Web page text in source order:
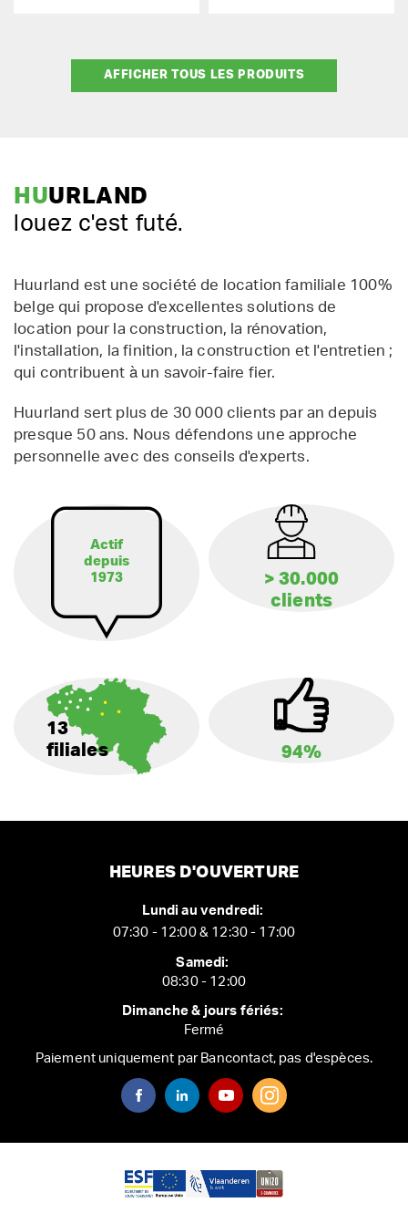
AFFICHER TOUS LES PRODUITS
HUURLAND
louez c'est futé.
Huurland est une société de location familiale 100%
belge qui propose d'excellentes solutions de
location pour la construction, la rénovation,
l'installation, la finition, la construction et l'entretien ;
qui contribuent à un savoir-faire fier.
Huurland sert plus de 30 000 clients par an depuis
presque 50 ans. Nous défendons une approche
personnelle avec des conseils d'experts.
Actif
depuis
1973
> 30.000
clients
13
filiales
94%
HEURES D'OUVERTURE
Lundi au vendredi:
07:30 - 12:00 & 12:30 - 17:00
Samedi:
08:30 - 12:00
Dimanche & jours fériés:
Fermé
Paiement uniquement par Bancontact, pas d'espèces.